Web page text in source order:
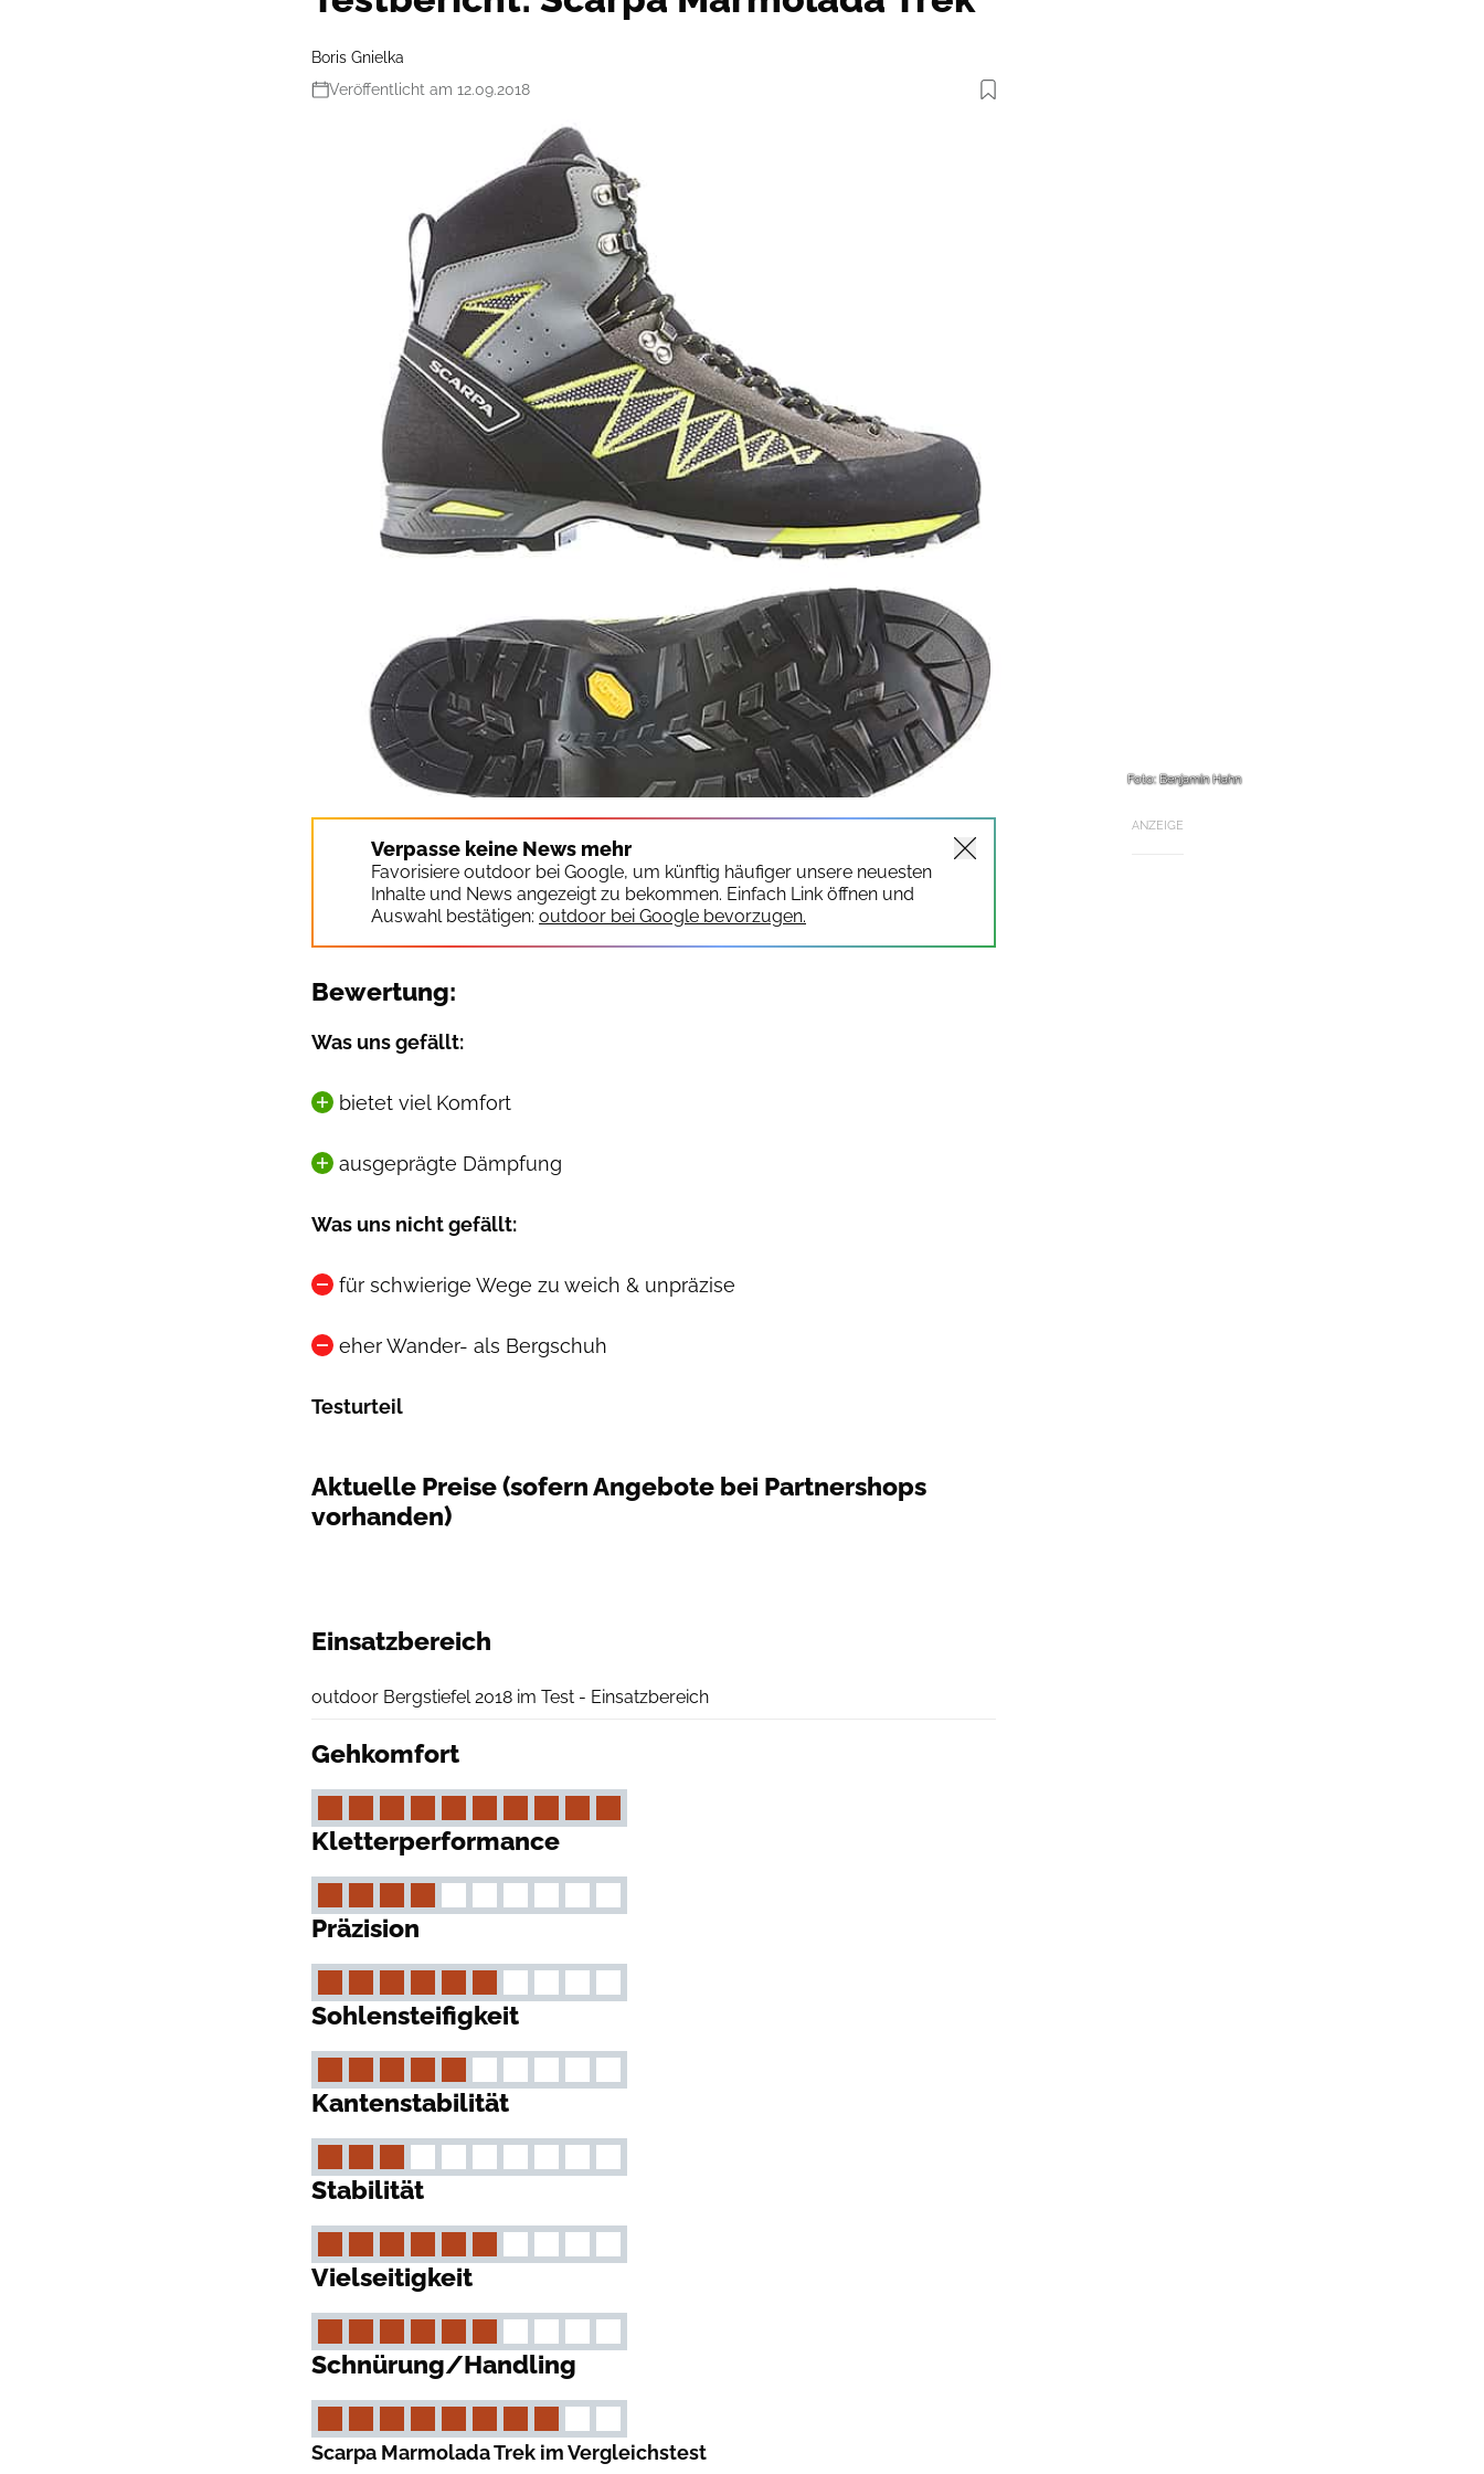
Boris Gnielka
Veröffentlicht am 12.09.2018
Foto: Benjamin Hahn
ANZEIGE
Verpasse keine News mehr
Favorisiere outdoor bei Google, um künftig häufiger unsere neuesten
Inhalte und News angezeigt zu bekommen. Einfach Link öffnen und
Auswahl bestätigen: outdoor bei Google bevorzugen.
Bewertung:
Was uns gefällt:
bietet viel Komfort
ausgeprägte Dämpfung
Was uns nicht gefällt:
für schwierige Wege zu weich & unpräzise
eher Wander- als Bergschuh
Testurteil
Aktuelle Preise (sofern Angebote bei Partnershops
vorhanden)
Einsatzbereich
outdoor Bergstiefel 2018 im Test - Einsatzbereich
Gehkomfort
Kletterperformance
Präzision
Sohlensteifigkeit
Kantenstabilität
Stabilität
Vielseitigkeit
Schnürung/Handling
Scarpa Marmolada Trek im Vergleichstest